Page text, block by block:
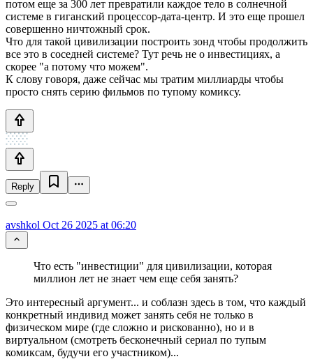
потом еще за 300 лет превратили каждое тело в солнечной
системе в гиганский процессор-дата-центр. И это еще прошел
совершенно ничтожный срок.
Что для такой цивилизации построить зонд чтобы продолжить
все это в соседней системе? Тут речь не о инвестициях, а
скорее "а потому что можем".
К слову говоря, даже сейчас мы тратим миллиарды чтобы
просто снять серию фильмов по тупому комиксу.
Reply
avshkol Oct 26 2025 at 06:20
Что есть "инвестиции" для цивилизации, которая
миллион лет не знает чем еще себя занять?
Это интересный аргумент... и соблазн здесь в том, что каждый
конкретный индивид может занять себя не только в
физическом мире (где сложно и рискованно), но и в
виртуальном (смотреть бесконечный сериал по тупым
комиксам, будучи его участником)...